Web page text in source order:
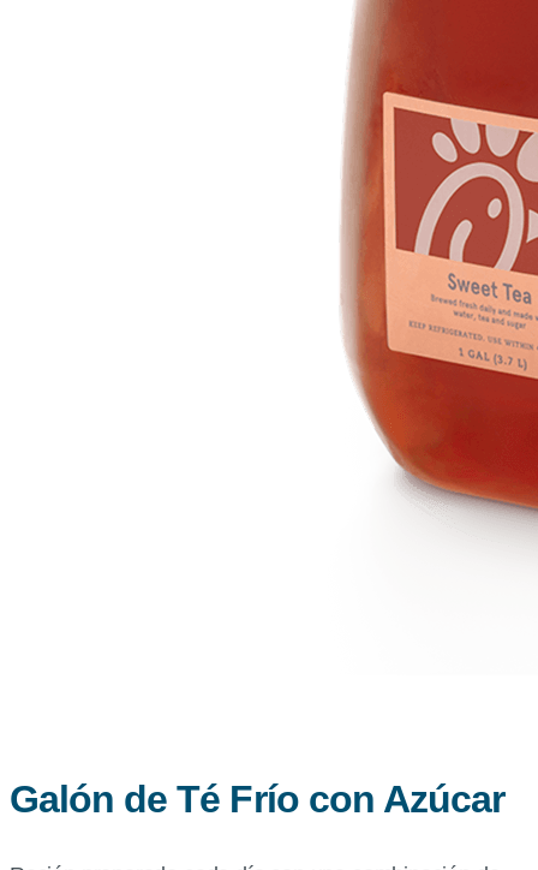
Galón de Té Frío con Azúcar